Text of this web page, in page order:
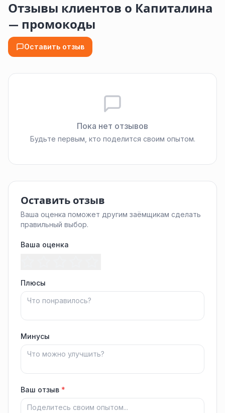
Отзывы клиентов о Капиталина
— промокоды
Оставить отзыв
Пока нет отзывов
Будьте первым, кто поделится своим опытом.
Оставить отзыв
Ваша оценка поможет другим заёмщикам сделать
правильный выбор.
Ваша оценка
Плюсы
Минусы
Ваш отзыв *